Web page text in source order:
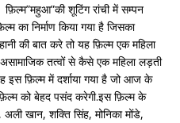
शूटिंग रांची में सम्पन
का निर्माण किया गया है जिसका
की बात करे तो यह फ़िल्म एक महिला
तत्वों से कैसे एक महिला लड़ती
फ़िल्म में दर्शाया गया है जो आज के
को बेहद पसंद करेगी.इस फ़िल्म के
खान, शक्ति सिंह, मोनिका मोंडे,